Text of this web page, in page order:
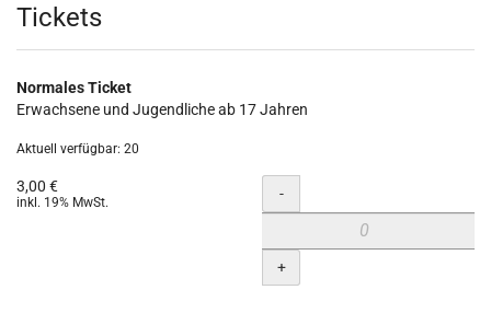
Produkte
Tickets
Normales Ticket
Erwachsene und Jugendliche ab 17 Jahren
Aktuell verfügbar: 20
3,00 €
inkl. 19% MwSt. Menge
-
+